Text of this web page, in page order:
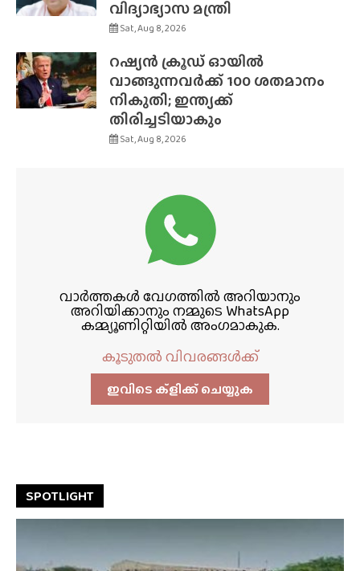
വിദ്യാഭ്യാസ മന്ത്രി
Sat, Aug 8, 2026
റഷ്യൻ ക്രൂഡ് ഓയിൽ
വാങ്ങുന്നവർക്ക് 100 ശതമാനം
നികുതി; ഇന്ത്യക്ക്
തിരിച്ചടിയാകും
Sat, Aug 8, 2026
വാർത്തകൾ വേഗത്തിൽ അറിയാനും
അറിയിക്കാനും നമ്മുടെ WhatsApp
കമ്മ്യൂണിറ്റിയിൽ അംഗമാകുക.
കൂടുതൽ വിവരങ്ങൾക്ക്
ഇവിടെ ക്ളിക്ക്‌ ചെയ്യുക
SPOTLIGHT